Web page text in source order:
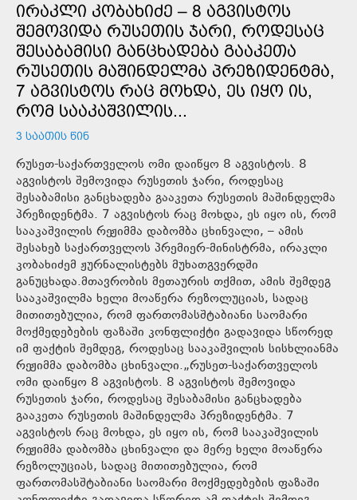
ᲘᲠᲐᲙᲚᲘ ᲙᲝᲑᲐᲮᲘᲫᲔ – 8 ᲐᲒᲕᲘᲡᲢᲝᲡ
ᲨᲔᲛᲝᲕᲘᲓᲐ ᲠᲣᲡᲔᲗᲘᲡ ᲯᲐᲠᲘ, ᲠᲝᲓᲔᲡᲐᲪ
ᲨᲔᲡᲐᲑᲐᲛᲘᲡᲘ ᲒᲐᲜᲪᲮᲐᲓᲔᲑᲐ ᲒᲐᲐᲙᲔᲗᲐ
ᲠᲣᲡᲔᲗᲘᲡ ᲛᲐᲨᲘᲜᲓᲔᲚᲛᲐ ᲞᲠᲔᲖᲘᲓᲔᲜᲢᲛᲐ,
7 ᲐᲒᲕᲘᲡᲢᲝᲡ ᲠᲐᲪ ᲛᲝᲮᲓᲐ, ᲔᲡ ᲘᲧᲝ ᲘᲡ,
ᲠᲝᲛ ᲡᲐᲐᲙᲐᲨᲕᲘᲚᲘᲡ...
3 ᲡᲐᲐᲗᲘᲡ ᲬᲘᲜ
რუსეთ-საქართველოს ომი დაიწყო 8 აგვისტოს. 8
აგვისტოს შემოვიდა რუსეთის ჯარი, როდესაც
შესაბამისი განცხადება გააკეთა რუსეთის მაშინდელმა
პრეზიდენტმა. 7 აგვისტოს რაც მოხდა, ეს იყო ის, რომ
სააკაშვილის რეჟიმმა დაბომბა ცხინვალი, – ამის
შესახებ საქართველოს პრემიერ-მინისტრმა, ირაკლი
კობახიძემ ჟურნალისტებს მუხათგვერდში
განუცხადა.მთავრობის მეთაურის თქმით, ამის შემდეგ
სააკაშვილმა ხელი მოაწერა რეზოლუციას, სადაც
მითითებულია, რომ ფართომასშტაბიანი საომარი
მოქმედებების ფაზაში კონფლიქტი გადავიდა სწორედ
იმ ფაქტის შემდეგ, როდესაც სააკაშვილის სისხლიანმა
რეჟიმმა დაბომბა ცხინვალი.„რუსეთ-საქართველოს
ომი დაიწყო 8 აგვისტოს. 8 აგვისტოს შემოვიდა
რუსეთის ჯარი, როდესაც შესაბამისი განცხადება
გააკეთა რუსეთის მაშინდელმა პრეზიდენტმა. 7
აგვისტოს რაც მოხდა, ეს იყო ის, რომ სააკაშვილის
რეჟიმმა დაბომბა ცხინვალი და მერე ხელი მოაწერა
რეზოლუციას, სადაც მითითებულია, რომ
ფართომასშტაბიანი საომარი მოქმედებების ფაზაში